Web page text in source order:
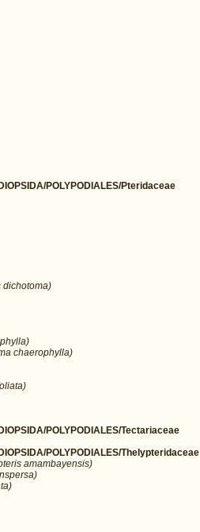
POLYPODIALES/Pteridaceae
dichotoma)
chaerophylla)
POLYPODIALES/Tectariaceae
POLYPODIALES/Thelypteridaceae
amambayensis)